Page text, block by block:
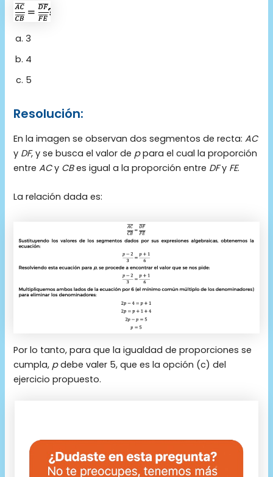
3
4
5
Resolución:
En la imagen se observan dos segmentos de recta:AC
y DF, y se busca el valor de ppara el cual la proporción
entreACy CBes igual a la proporción entre DFy FE.
La relación dada es:
Por lo tanto, para que la igualdad de proporciones se
cumpla, pdebe valer 5, que es la opción (c) del
ejercicio propuesto.